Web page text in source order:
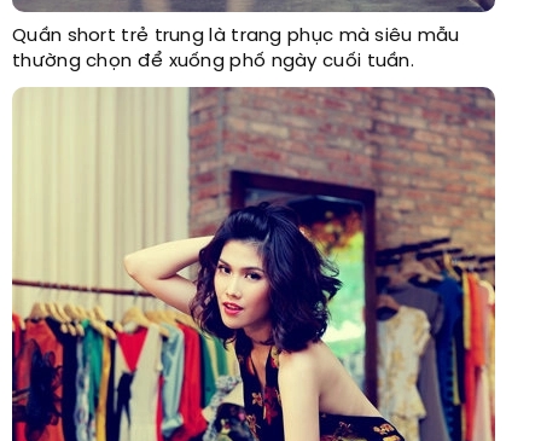
Quần short trẻ trung là trang phục mà siêu mẫu
thường chọn để xuống phố ngày cuối tuần.